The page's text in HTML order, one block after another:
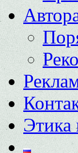
Этика